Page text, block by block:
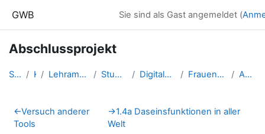
GWB Sie sind als Gast angemeldet (
Abschlussprojekt
Startseite Kurse Lehramtsausbildung GW im Clust... Studentische Lernkurse Digitale Grundbildung - SS 2021 Frauenschuh.Lisa.DigiGrundbild... Abschlussprojekt
Abschnittsübersicht
←Versuch anderer
Tools
→1.4a Daseinsfunktionen in aller
Welt